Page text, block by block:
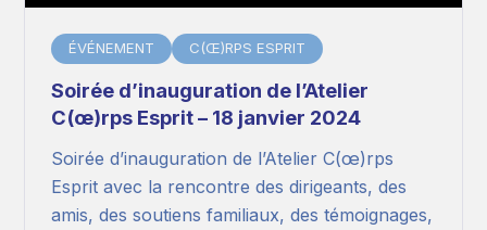
ÉVÉNEMENT C(Œ)RPS ESPRIT
Soirée d’inauguration de l’Atelier
C(œ)rps Esprit – 18 janvier 2024
Soirée d’inauguration de l’Atelier C(œ)rps
Esprit avec la rencontre des dirigeants, des
amis, des soutiens familiaux, des témoignages,